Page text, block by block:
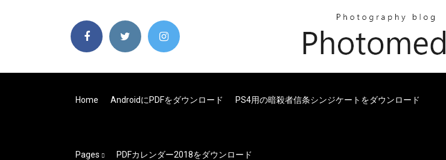
Home AndroidにPDFをダウンロード PS4用の暗殺者信条シンジケートをダウンロード
Pages PDFカレンダー2018をダウンロード